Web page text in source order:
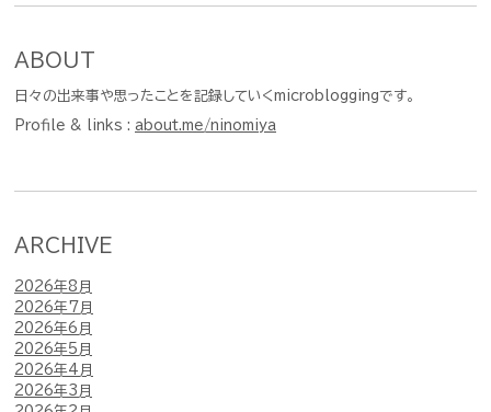
ABOUT
日々の出来事や思ったことを記録していくmicrobloggingです。
Profile & links : about.me/ninomiya
ARCHIVE
2026年8月
2026年7月
2026年6月
2026年5月
2026年4月
2026年3月